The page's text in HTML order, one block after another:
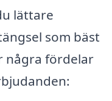
lättare
som bäst
några fördelar